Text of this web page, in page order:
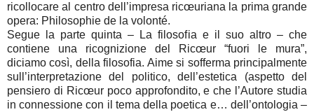
ricollocare al centro dell’impresa ricœuriana la prima grande
opera: Philosophie de la volonté.
Segue la parte quinta – La filosofia e il suo altro – che
contiene una ricognizione del Ricœur “fuori le mura”,
diciamo così, della filosofia. Aime si sofferma principalmente
sull’interpretazione del politico, dell’estetica (aspetto del
pensiero di Ricœur poco approfondito, e che l’Autore studia
in connessione con il tema della poetica e… dell’ontologia –